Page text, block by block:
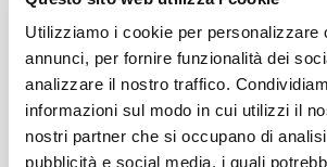
Utilizziamo i cookie per personalizzare
annunci, per fornire funzionalità dei
analizzare il nostro traffico.
informazioni sul modo in cui utilizzi il
nostri partner che si occupano di
pubblicità e social media, i quali
Inserisci i tuoi dati qui, ti
entro 48 ore